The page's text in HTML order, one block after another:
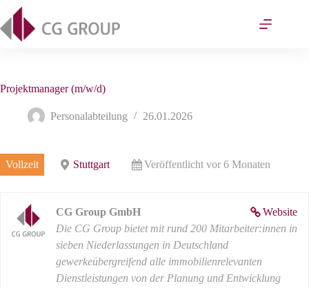
Inhalt
springen
Projektmanager (m/w/d)
Personalabteilung 26.01.2026
Vollzeit Stuttgart Veröffentlicht vor 6 Monaten
Website
CG Group GmbH
Die CG Group bietet mit rund 200 Mitarbeiter:innen in
sieben Niederlassungen in Deutschland
gewerkeübergreifend alle immobilienrelevanten
Dienstleistungen von der Planung und Entwicklung